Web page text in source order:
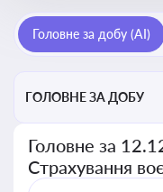
Головне за добу (AI)
ГОЛОВНЕ ЗА ДОБУ
Головне за
Страхування